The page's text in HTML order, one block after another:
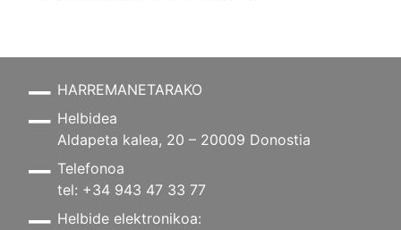
HARREMANETARAKO
Helbidea
Aldapeta kalea, 20 – 20009 Donostia
Telefonoa
tel: +34 943 47 33 77
Helbide elektronikoa: